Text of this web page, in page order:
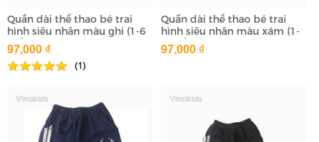
Quần dài thể thao bé trai
hình siêu nhân màu ghi (1-6
tuổi)
97,000 ₫
(1)
Quần dài thể thao bé trai
hình siêu nhân màu xám (1-
6 tuổi)
97,000 ₫